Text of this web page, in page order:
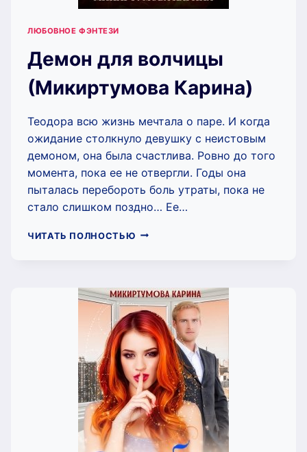
ЛЮБОВНОЕ ФЭНТЕЗИ
Демон для волчицы
(Микиртумова Карина)
Теодора всю жизнь мечтала о паре. И когда
ожидание столкнуло девушку с неистовым
демоном, она была счастлива. Ровно до того
момента, пока ее не отвергли. Годы она
пыталась перебороть боль утраты, пока не
стало слишком поздно… Ее…
ЧИТАТЬ ПОЛНОСТЬЮ ДЕМОН
КАРИНА)